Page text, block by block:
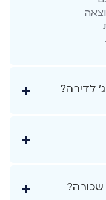
לדירה?
שכורה?